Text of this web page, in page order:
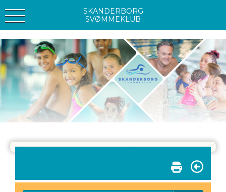
SKANDERBORG
SVØMMEKLUB